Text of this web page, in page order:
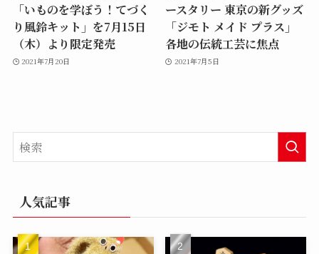
「いものを学ぼう！てづく
り風鈴キット」を7月15日
（木）より限定発売
2021年7月20日
ースタリー 東京の新グッズ
「ジモト メイド プラス」
各地の伝統工芸に焦点
2021年7月5日
人気記事